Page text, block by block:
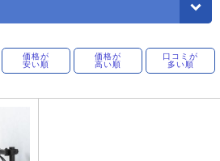
価格が
安い順
価格が
高い順
口コミが
多い順